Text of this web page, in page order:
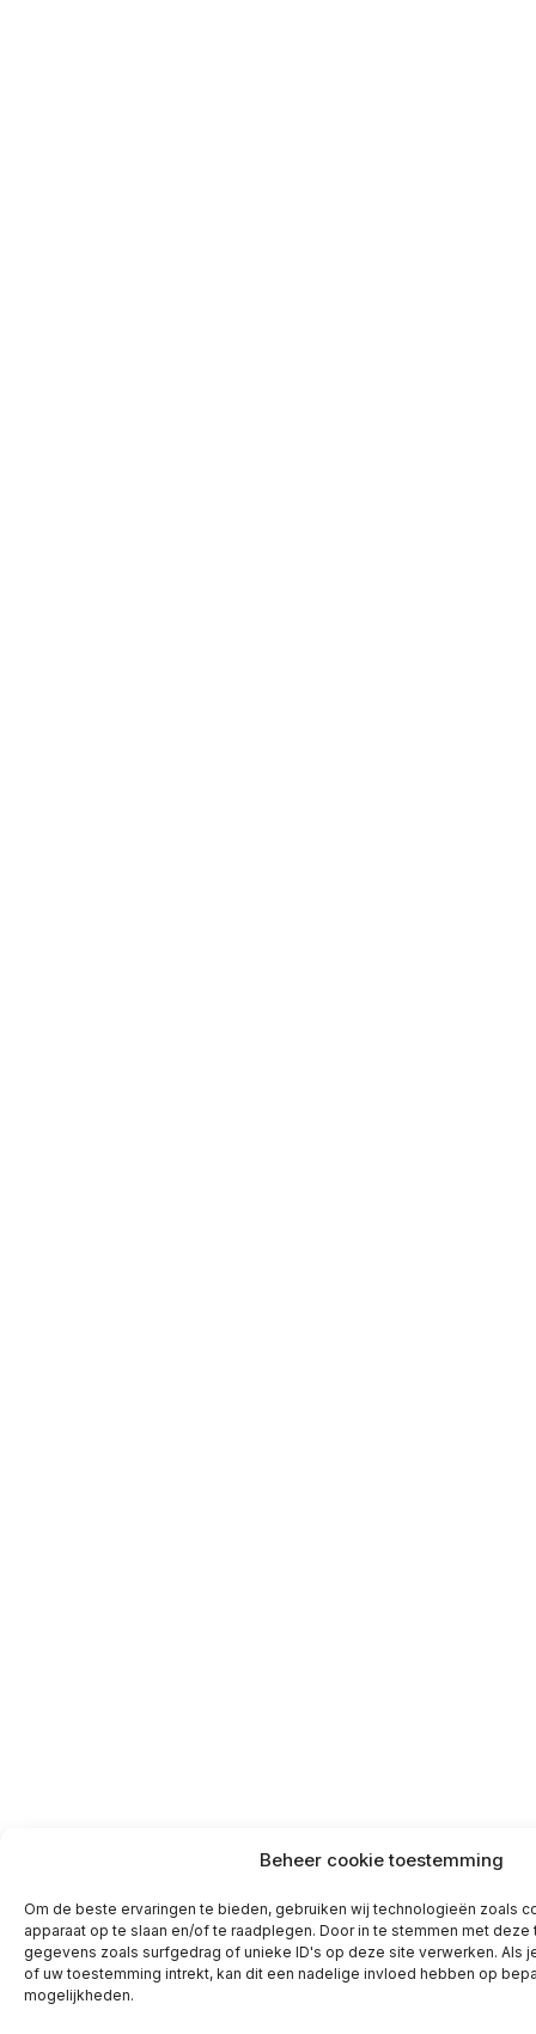
Beheer cookie toestemming
Om de beste ervaringen te bieden, gebruiken wij technologieën zoals
apparaat op te slaan en/of te raadplegen. Door in te stemmen met
gegevens zoals surfgedrag of unieke ID's op deze site verwerken. Als
of uw toestemming intrekt, kan dit een nadelige invloed hebben op
mogelijkheden.